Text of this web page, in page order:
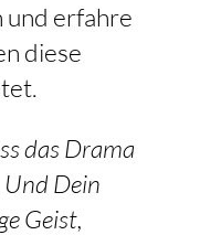
und erfahre
diese
das Drama
Dein
Geist,